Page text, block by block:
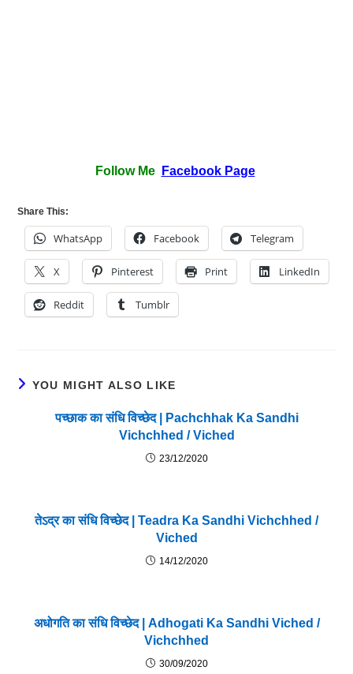
Follow Me Facebook Page
Share This:
WhatsApp Facebook Telegram
X Pinterest Print LinkedIn
Reddit Tumblr
YOU MIGHT ALSO LIKE
पच्छाक का संधि विच्छेद | Pachchhak Ka Sandhi
Vichchhed / Viched
23/12/2020
तेऽद्र का संधि विच्छेद | Teadra Ka Sandhi Vichchhed /
Viched
14/12/2020
अधोगति का संधि विच्छेद | Adhogati Ka Sandhi Viched /
Vichchhed
30/09/2020